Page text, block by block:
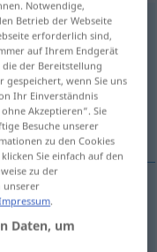
antippen)
Notwendige,
Betrieb der Webseite
erforderlich sind,
auf Ihrem Endgerät
der Bereitstellung
wenn Sie uns
Ihr Einverständnis
Akzeptieren“. Sie
Besuche unserer
zu den Cookies
Sie einfach auf den
zu der
unserer
.
Daten, um